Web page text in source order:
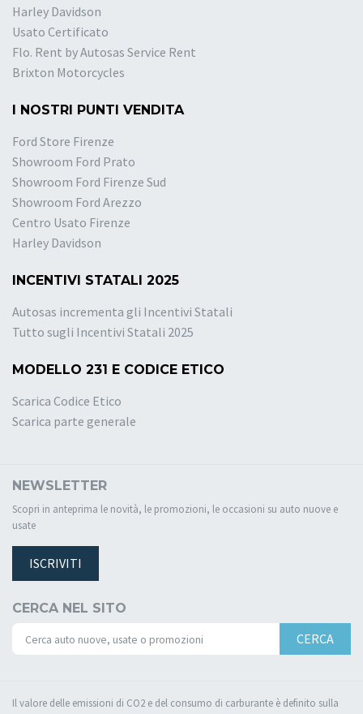
Harley Davidson
Usato Certificato
Flo. Rent by Autosas Service Rent
Brixton Motorcycles
I NOSTRI PUNTI VENDITA
Ford Store Firenze
Showroom Ford Prato
Showroom Ford Firenze Sud
Showroom Ford Arezzo
Centro Usato Firenze
Harley Davidson
INCENTIVI STATALI 2025
Autosas incrementa gli Incentivi Statali
Tutto sugli Incentivi Statali 2025
MODELLO 231 E CODICE ETICO
Scarica Codice Etico
Scarica parte generale
NEWSLETTER
Scopri in anteprima le novità, le promozioni, le occasioni su auto nuove e
usate
ISCRIVITI
CERCA NEL SITO
CERCA
Il valore delle emissioni di CO2 e del consumo di carburante è definito sulla